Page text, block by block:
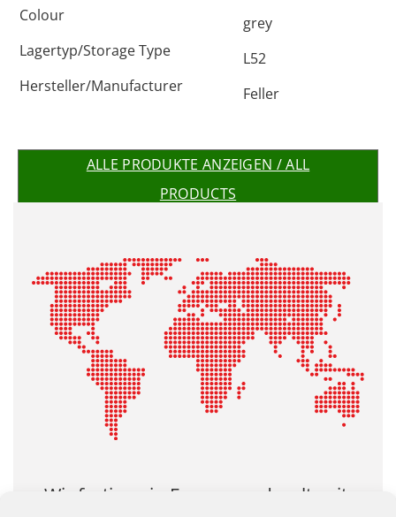
Colour
grey
Lagertyp/Storage Type
L52
Hersteller/Manufacturer
Feller
ALLE PRODUKTE ANZEIGEN / ALL
PRODUCTS
Wir fertigen in Europa und weltweit